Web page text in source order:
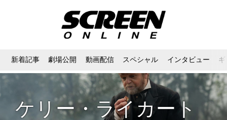
新着記事 劇場公開 動画配信 スペシャル インタビュー
ケリー・ライカート